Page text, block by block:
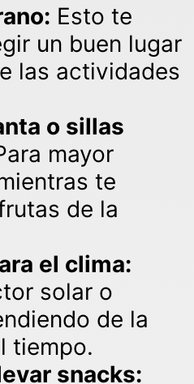
Esto te
un buen lugar
las actividades
o sillas
mayor
te
de la
el clima:
solar o
de la
tiempo.
snacks: